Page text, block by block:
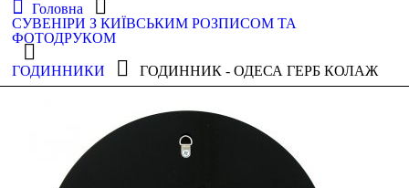
Головна
СУВЕНІРИ З КИЇВСЬКИМ РОЗПИСОМ ТА
ФОТОДРУКОМ
ГОДИННИКИ ГОДИННИК - ОДЕСА ГЕРБ КОЛАЖ